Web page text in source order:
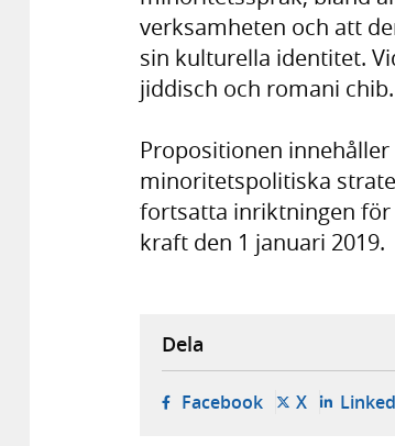
verksamheten och att
sin kulturella identitet.
jiddisch och romani chib.
Propositionen
minoritetspolitiska
fortsatta inriktningen
kraft den 1 januari 2019.
Dela
Facebook- öppnas i ny
X- öppnas i